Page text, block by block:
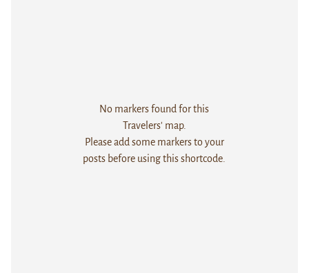
No markers found for this
Travelers' map.
Please add some markers to your
posts before using this shortcode.